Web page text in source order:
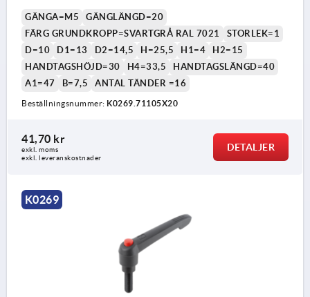
GÄNGA=M5
GÄNGLÄNGD=20
FÄRG GRUNDKROPP=SVARTGRÅ RAL 7021
STORLEK=1
D=10
D1=13 D2=14,5 H=25,5 H1=4
H2=15
HANDTAGSHÖJD=30
H4=33,5
HANDTAGSLÄNGD=40
A1=47
B=7,5 ANTAL TÄNDER =16
Beställningsnummer: K0269.71105X20
41,70 kr
exkl. moms
exkl. leveranskostnader
DETALJER
K0269